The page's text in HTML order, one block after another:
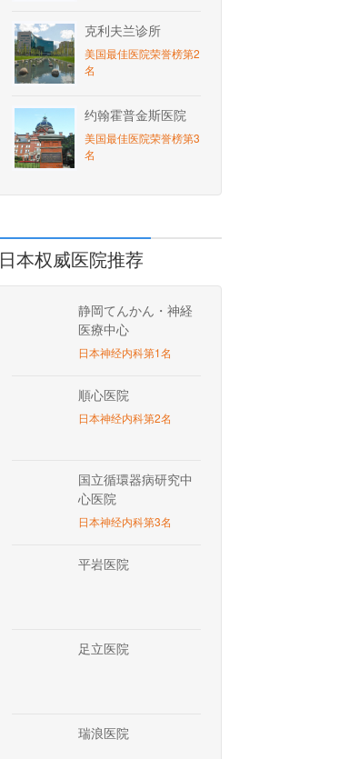
克利夫兰诊所
美国最佳医院荣誉榜第2
名
约翰霍普金斯医院
美国最佳医院荣誉榜第3
名
日本权威医院推荐
静岡てんかん・神経
医療中心
日本神经内科第1名
順心医院
日本神经内科第2名
国立循環器病研究中
心医院
日本神经内科第3名
平岩医院
足立医院
瑞浪医院